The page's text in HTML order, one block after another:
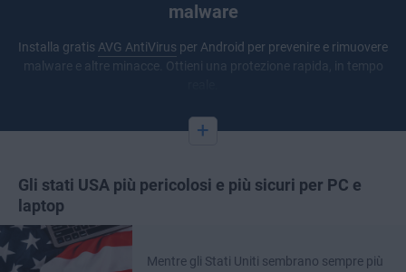
malware
Installa gratis AVG AntiVirus per Android per prevenire e rimuovere
malware e altre minacce. Ottieni una protezione rapida, in tempo
+
Gli stati USA più pericolosi e più sicuri per PC e
laptop
Mentre gli Stati Uniti sembrano sempre più